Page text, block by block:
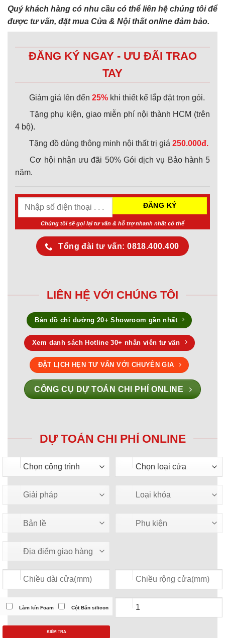
Quý khách hàng có nhu cầu có thể liên hệ chúng tôi để
được tư vấn, đặt mua Cửa & Nội thất online đảm bảo.
ĐĂNG KÝ NGAY - ƯU ĐÃI TRAO
TAY
Giảm giá lên đến 25% khi thiết kế lắp đặt trọn gói.
Tặng phụ kiện, giao miễn phí nội thành HCM (trên
4 bộ).
Tặng đồ dùng thông minh nội thất trị giá 250.000đ.
Cơ hội nhận ưu đãi 50% Gói dịch vụ Bảo hành 5
năm.
Chúng tôi sẽ gọi lại tư vấn & hỗ trợ nhanh nhất có thể
Tổng đài tư vấn: 0818.400.400
LIÊN HỆ VỚI CHÚNG TÔI
Bản đồ chỉ đường 20+ Showroom gần nhất
Xem danh sách Hotline 30+ nhân viên tư vấn
ĐẶT LỊCH HẸN TƯ VẤN VỚI CHUYÊN GIA
CÔNG CỤ DỰ TOÁN CHI PHÍ ONLINE
DỰ TOÁN CHI PHÍ ONLINE
Làm kín Foam Cột Bắn silicon
KIỂM TRA